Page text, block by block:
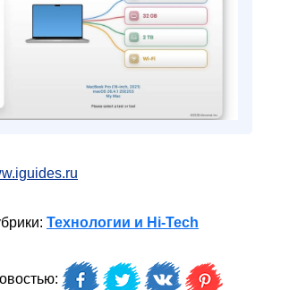
Технологии и Hi-Tech